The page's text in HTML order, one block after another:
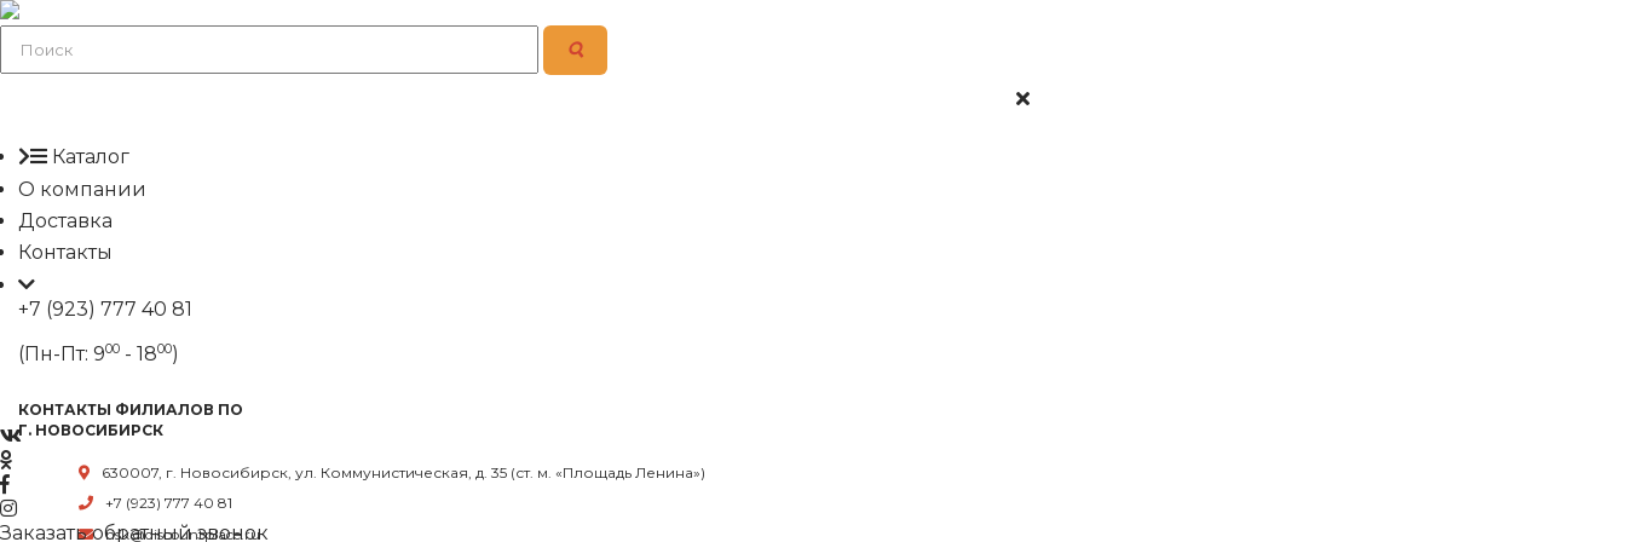
Каталог
О компании
Доставка
Контакты
+7 (923) 777 40 81
(Пн-Пт: 900 - 1800)
КОНТАКТЫ ФИЛИАЛОВ ПО
Г. НОВОСИБИРСК
630007, г. Новосибирск, ул. Коммунистическая, д. 35 (ст. м. «Площадь Ленина»)
+7 (923) 777 40 81
nsk@discountplace.ru
Заказать обратный звонок